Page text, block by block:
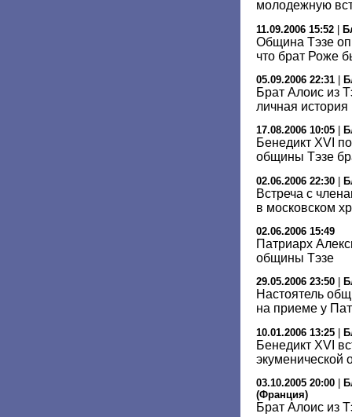
молодежную
11.09.2006 15:52 |
Община Тэзе
что брат Роже
05.09.2006 22:31
Брат Алоис из
личная история
17.08.2006 10:05
Бенедикт XVI
общины Тэзе
02.06.2006 22:30 |
Встреча с
в московском
02.06.2006 15:49
Патриарх
общины Тэзе
29.05.2006 23:50
Настоятель
на приеме у
10.01.2006 13:25 |
Бенедикт XVI
экуменической
03.10.2005 20:00
(Франция)
Брат Алоис из